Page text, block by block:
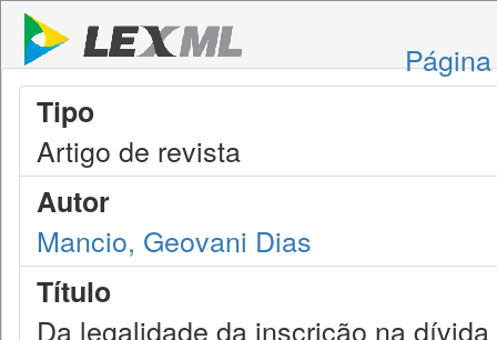
Tipo
Artigo de revista
Autor
Mancio, Geovani Dias
Título
Da legalidade da inscrição na